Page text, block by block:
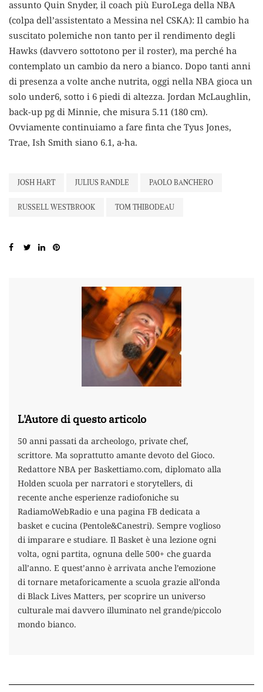
assunto Quin Snyder, il coach più EuroLega della NBA
(colpa dell’assistentato a Messina nel CSKA): Il cambio ha
suscitato polemiche non tanto per il rendimento degli
Hawks (davvero sottotono per il roster), ma perché ha
contemplato un cambio da nero a bianco. Dopo tanti anni
di presenza a volte anche nutrita, oggi nella NBA gioca un
solo under6, sotto i 6 piedi di altezza. Jordan McLaughlin,
back-up pg di Minnie, che misura 5.11 (180 cm).
Ovviamente continuiamo a fare finta che Tyus Jones,
Trae, Ish Smith siano 6.1, a-ha.
JOSH HART JULIUS RANDLE PAOLO BANCHERO
RUSSELL WESTBROOK TOM THIBODEAU
L'Autore di questo articolo
50 anni passati da archeologo, private chef,
scrittore. Ma soprattutto amante devoto del Gioco.
Redattore NBA per Baskettiamo.com, diplomato alla
Holden scuola per narratori e storytellers, di
recente anche esperienze radiofoniche su
RadiamoWebRadio e una pagina FB dedicata a
basket e cucina (Pentole&Canestri). Sempre voglioso
di imparare e studiare. Il Basket è una lezione ogni
volta, ogni partita, ognuna delle 500+ che guarda
all’anno. E quest’anno è arrivata anche l’emozione
di tornare metaforicamente a scuola grazie all’onda
di Black Lives Matters, per scoprire un universo
culturale mai davvero illuminato nel grande/piccolo
mondo bianco.